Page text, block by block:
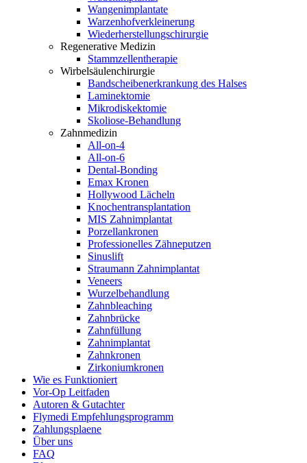
Wangenimplantate
Warzenhofverkleinerung
Wiederherstellungschirurgie
Regenerative Medizin
Stammzellentherapie
Wirbelsäulenchirurgie
Bandscheibenerkrankung des Halses
Laminektomie
Mikrodiskektomie
Skoliose-Behandlung
Zahnmedizin
All-on-4
All-on-6
Dental-Bonding
Emax Kronen
Hollywood Lächeln
Knochentransplantation
MIS Zahnimplantat
Porzellankronen
Professionelles Zähneputzen
Sinuslift
Straumann Zahnimplantat
Veneers
Wurzelbehandlung
Zahnbleaching
Zahnbrücke
Zahnfüllung
Zahnimplantat
Zahnkronen
Zirkoniumkronen
Wie es Funktioniert
Vor-Op Leitfaden
Autoren & Gutachter
Flymedi Empfehlungsprogramm
Zahlungsplaene
Über uns
FAQ